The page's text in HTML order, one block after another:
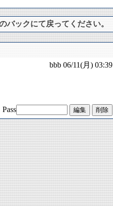
バックにて戻ってください。
bbb 06/11(月) 03:39
Pass